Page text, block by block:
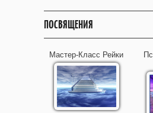
ПОСВЯЩЕНИЯ
Мастер-Класс Рейки